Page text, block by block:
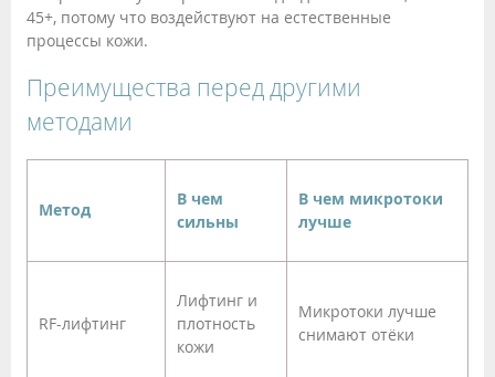
45+, потому что воздействуют на естественные
процессы кожи.
Преимущества перед другими
методами
Метод
В чем
сильны
В чем микротоки
лучше
RF-лифтинг
Лифтинг и
плотность
кожи
Микротоки лучше
снимают отёки